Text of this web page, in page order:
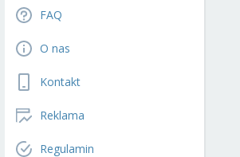
FAQ
O nas
Kontakt
Reklama
Regulamin